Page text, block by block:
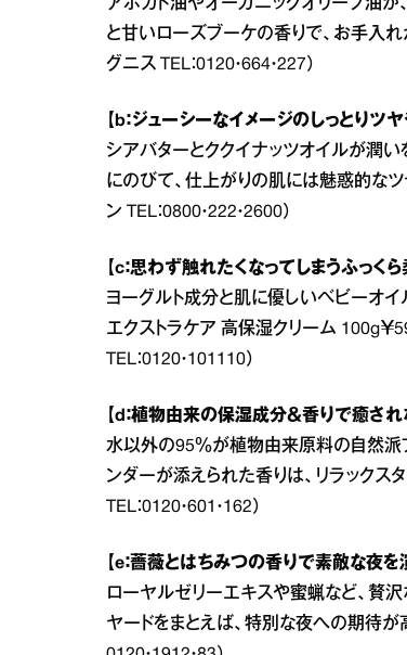
アボカド油やオーガニックオリーブ油が
と甘いローズブーケの香りで、お手入れ
グニス TEL：0120・664・227）
【b：ジューシーなイメージのしっとりツヤ
シアバターとククイナッツオイルが潤い
にのびて、仕上がりの肌には魅惑的なツ
ン TEL：0800・222・2600）
【c：思わず触れたくなってしまうふっくら
ヨーグルト成分と肌に優しいベビーオイ
エクストラケア 高保湿クリーム 100g￥
TEL：0120・101110）
【d：植物由来の保湿成分＆香りで癒され
水以外の95％が植物由来原料の自然派
ンダーが添えられた香りは、リラックス
TEL：0120・601・162）
【e：薔薇とはちみつの香りで素敵な夜を
ローヤルゼリーエキスや蜜蝋など、贅
ヤードをまとえば、特別な夜への期待が